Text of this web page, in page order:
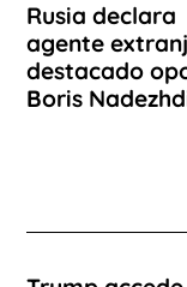
Rusia declara
agente
destacado
Boris